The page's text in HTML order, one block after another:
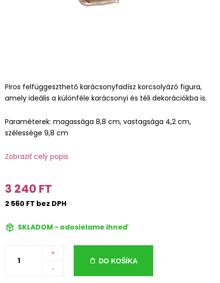
Piros felfüggeszthető karácsonyfadísz korcsolyázó figura,
amely ideális a különféle karácsonyi és téli dekorációkba is.
Paraméterek: magassága 8,8 cm, vastagsága 4,2 cm,
szélessége 9,8 cm
Zobraziť celý popis
3 240 FT
2 560 FT bez DPH
SKLADOM - odosielame ihneď
+
-
DO KOŠÍKA